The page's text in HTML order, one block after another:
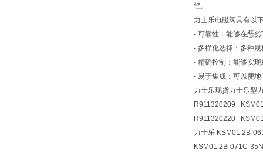
径。
力士乐电磁阀具有以
- 可靠性：能够在恶
- 多样化选择：多种
- 精确控制：能够实
- 易于集成：可以便
力士乐现货力士乐型
R911320209
R911320220
力士乐 KSM01.2B-
KSM01.2B-071C-